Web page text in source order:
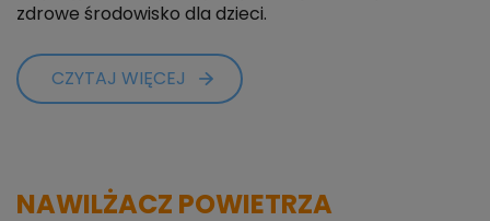
zdrowe środowisko dla dzieci.
CZYTAJ WIĘCEJ
NAWILŻACZ POWIETRZA